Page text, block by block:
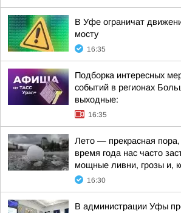
В Уфе ограничат
мосту
16:35
Подборка интересных
событий в регионах
выходные:
16:35
Лето — прекрасная
время года нас часто
мощные ливни, грозы и,
16:30
В администрации Уфы